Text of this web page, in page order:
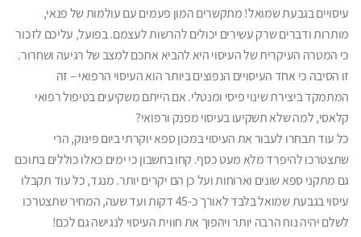
עיסויים בגבעת שמואל! מתקשרים המון פעמים עם עולמות של פנאי,
מותרות ודברים שרק עשירים יכולים להרשות לעצמם. בפועל, עליכם לזכור
כי המטרה העיקרית של העיסוי היא להביא אתכם למצב של רגיעה ושחרור.
זו הסיבה כי אחד העיסויים הנפוצים ביותר הוא העיסוי הרפואי – זה
המתמקד ביצירת שינוי פיסי ומנטלי. אם הייתם משקיעים בטיפול רפואי
קלאסי, למה שלא תשקיעו בעיסוי מפנק ורפואי?
כל עוד תבחרו לעבור את העיסוי במכון ספא יוקרתי ביום פינוק, הרי
שתצטרכו להיפרד מלא מעט כסף. קחו בחשבון כי ימים כאלו כוללים בתוכם
גם מתקני ספא שונים וארוחות ועל כן הם יקרים יותר. מנגד, כל עוד תקבלו
עיסוי בגבעת שמואל בלבד לאורך כ-45 דקות ועד שעה, המחיר שתצטרכו
לשלם יהיה נוח הרבה יותר ויהפוך את חווית העיסוי לנגישה גם לכם!